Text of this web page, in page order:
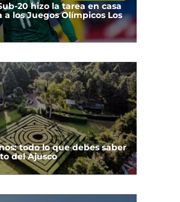
20 hizo la tarea en casa
los Juegos Olímpicos Los
todo lo que debes saber
del Ajusco